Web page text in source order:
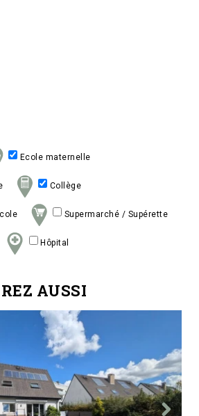
Ecole maternelle
Collège
Supermarché / Supérette
Hôpital
AUSSI